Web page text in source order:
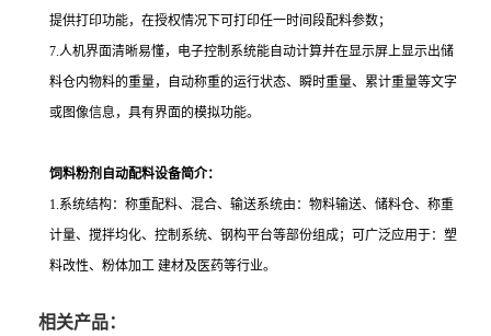
提供打印功能，在授权情况下可打印任一时间段配料参数；
7.人机界面清晰易懂，电子控制系统能自动计算并在显示屏上显示出储
料仓内物料的重量，自动称重的运行状态、瞬时重量、累计重量等文字
或图像信息，具有界面的模拟功能。
饲料粉剂自动配料设备简介：
1.系统结构：称重配料、混合、输送系统由：物料输送、储料仓、称重
计量、搅拌均化、控制系统、钢构平台等部份组成；可广泛应用于：塑
料改性、粉体加工 建材及医药等行业。
相关产品：